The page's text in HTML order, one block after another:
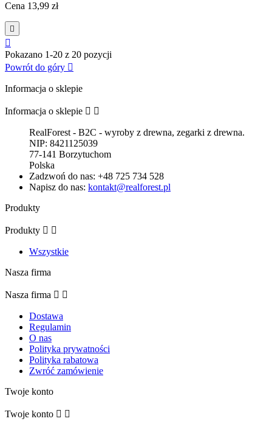
Cena 13,99 zł


Pokazano 1-20 z 20 pozycji
Powrót do góry 
Informacja o sklepie
Informacja o sklepie  
RealForest - B2C - wyroby z drewna, zegarki z drewna.
NIP: 8421125039
77-141 Borzytuchom
Polska
Zadzwoń do nas: +48 725 734 528
Napisz do nas: kontakt@realforest.pl
Produkty
Produkty  
Wszystkie
Nasza firma
Nasza firma  
Dostawa
Regulamin
O nas
Polityka prywatności
Polityka rabatowa
Zwróć zamówienie
Twoje konto
Twoje konto  